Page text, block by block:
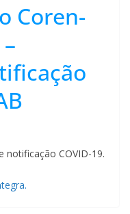
Coren-
notificação COVID-19.